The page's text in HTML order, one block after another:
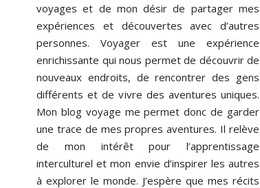
voyages et de mon désir de partager mes
expériences et découvertes avec d’autres
personnes. Voyager est une expérience
enrichissante qui nous permet de découvrir de
nouveaux endroits, de rencontrer des gens
différents et de vivre des aventures uniques.
Mon blog voyage me permet donc de garder
une trace de mes propres aventures. Il relève
de mon intérêt pour l’apprentissage
interculturel et mon envie d’inspirer les autres
à explorer le monde. J’espère que mes récits